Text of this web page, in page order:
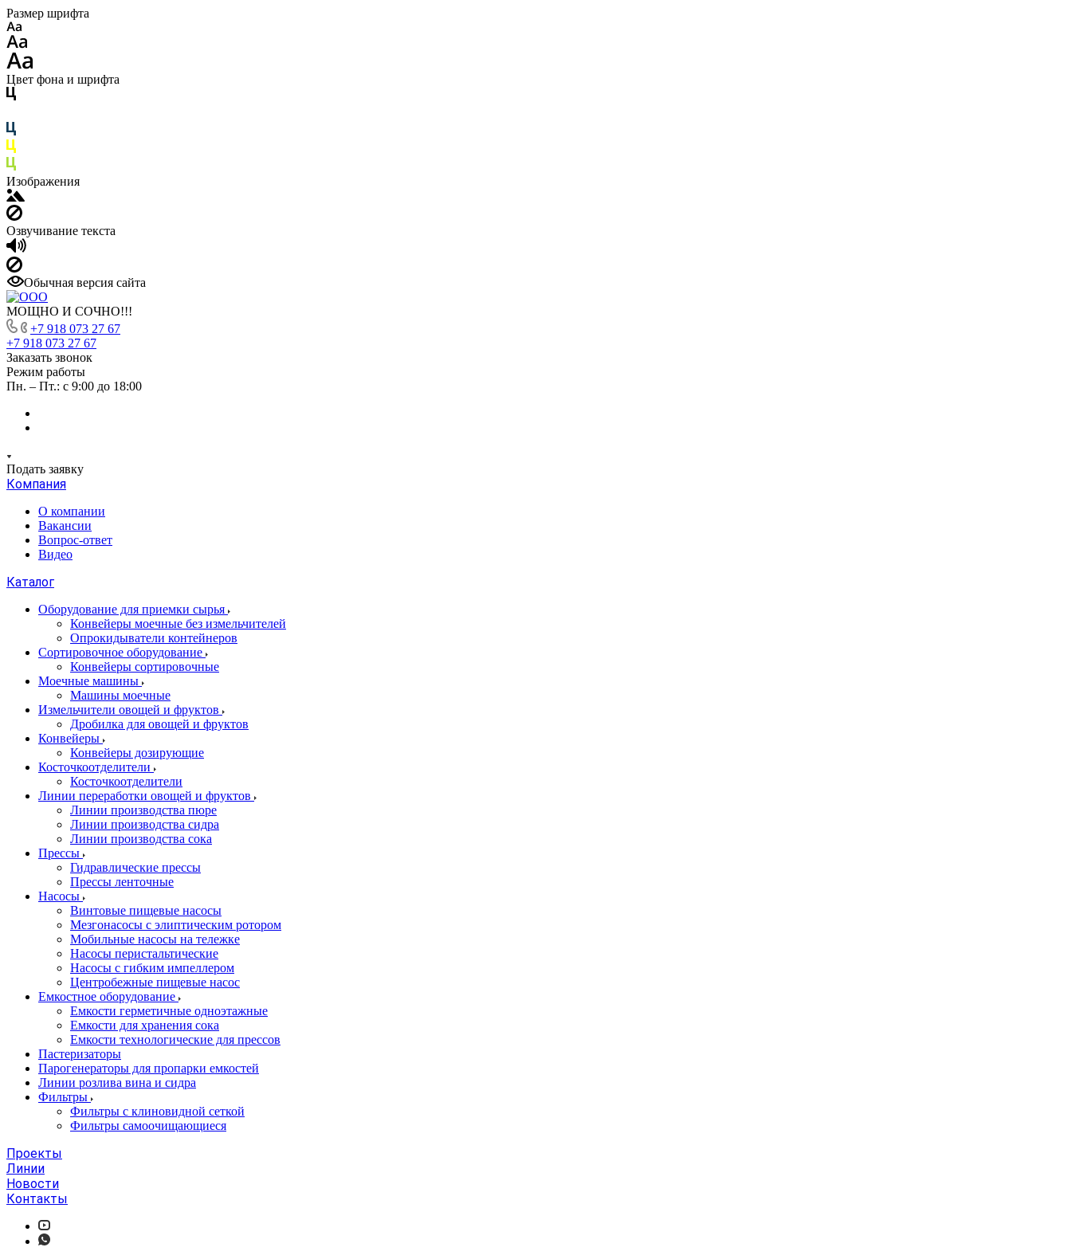
Размер шрифта
Цвет фона и шрифта
Изображения
Озвучивание текста
Обычная версия сайта
МОЩНО И СОЧНО!!!
+7 918 073 27 67
+7 918 073 27 67
Заказать звонок
Режим работы
Пн. – Пт.: с 9:00 до 18:00
Подать заявку
Компания
О компании
Вакансии
Вопрос-ответ
Видео
Каталог
Оборудование для приемки сырья
Конвейеры моечные без измельчителей
Опрокидыватели контейнеров
Сортировочное оборудование
Конвейеры сортировочные
Моечные машины
Машины моечные
Измельчители овощей и фруктов
Дробилка для овощей и фруктов
Конвейеры
Конвейеры дозирующие
Косточкоотделители
Косточкоотделители
Линии переработки овощей и фруктов
Линии производства пюре
Линии производства сидра
Линии производства сока
Прессы
Гидравлические прессы
Прессы ленточные
Насосы
Винтовые пищевые насосы
Мезгонасосы с элиптическим ротором
Мобильные насосы на тележке
Насосы перистальтические
Насосы с гибким импеллером
Центробежные пищевые насос
Емкостное оборудование
Емкости герметичные одноэтажные
Емкости для хранения сока
Емкости технологические для прессов
Пастеризаторы
Парогенераторы для пропарки емкостей
Линии розлива вина и сидра
Фильтры
Фильтры с клиновидной сеткой
Фильтры самоочищающиеся
Проекты
Линии
Новости
Контакты